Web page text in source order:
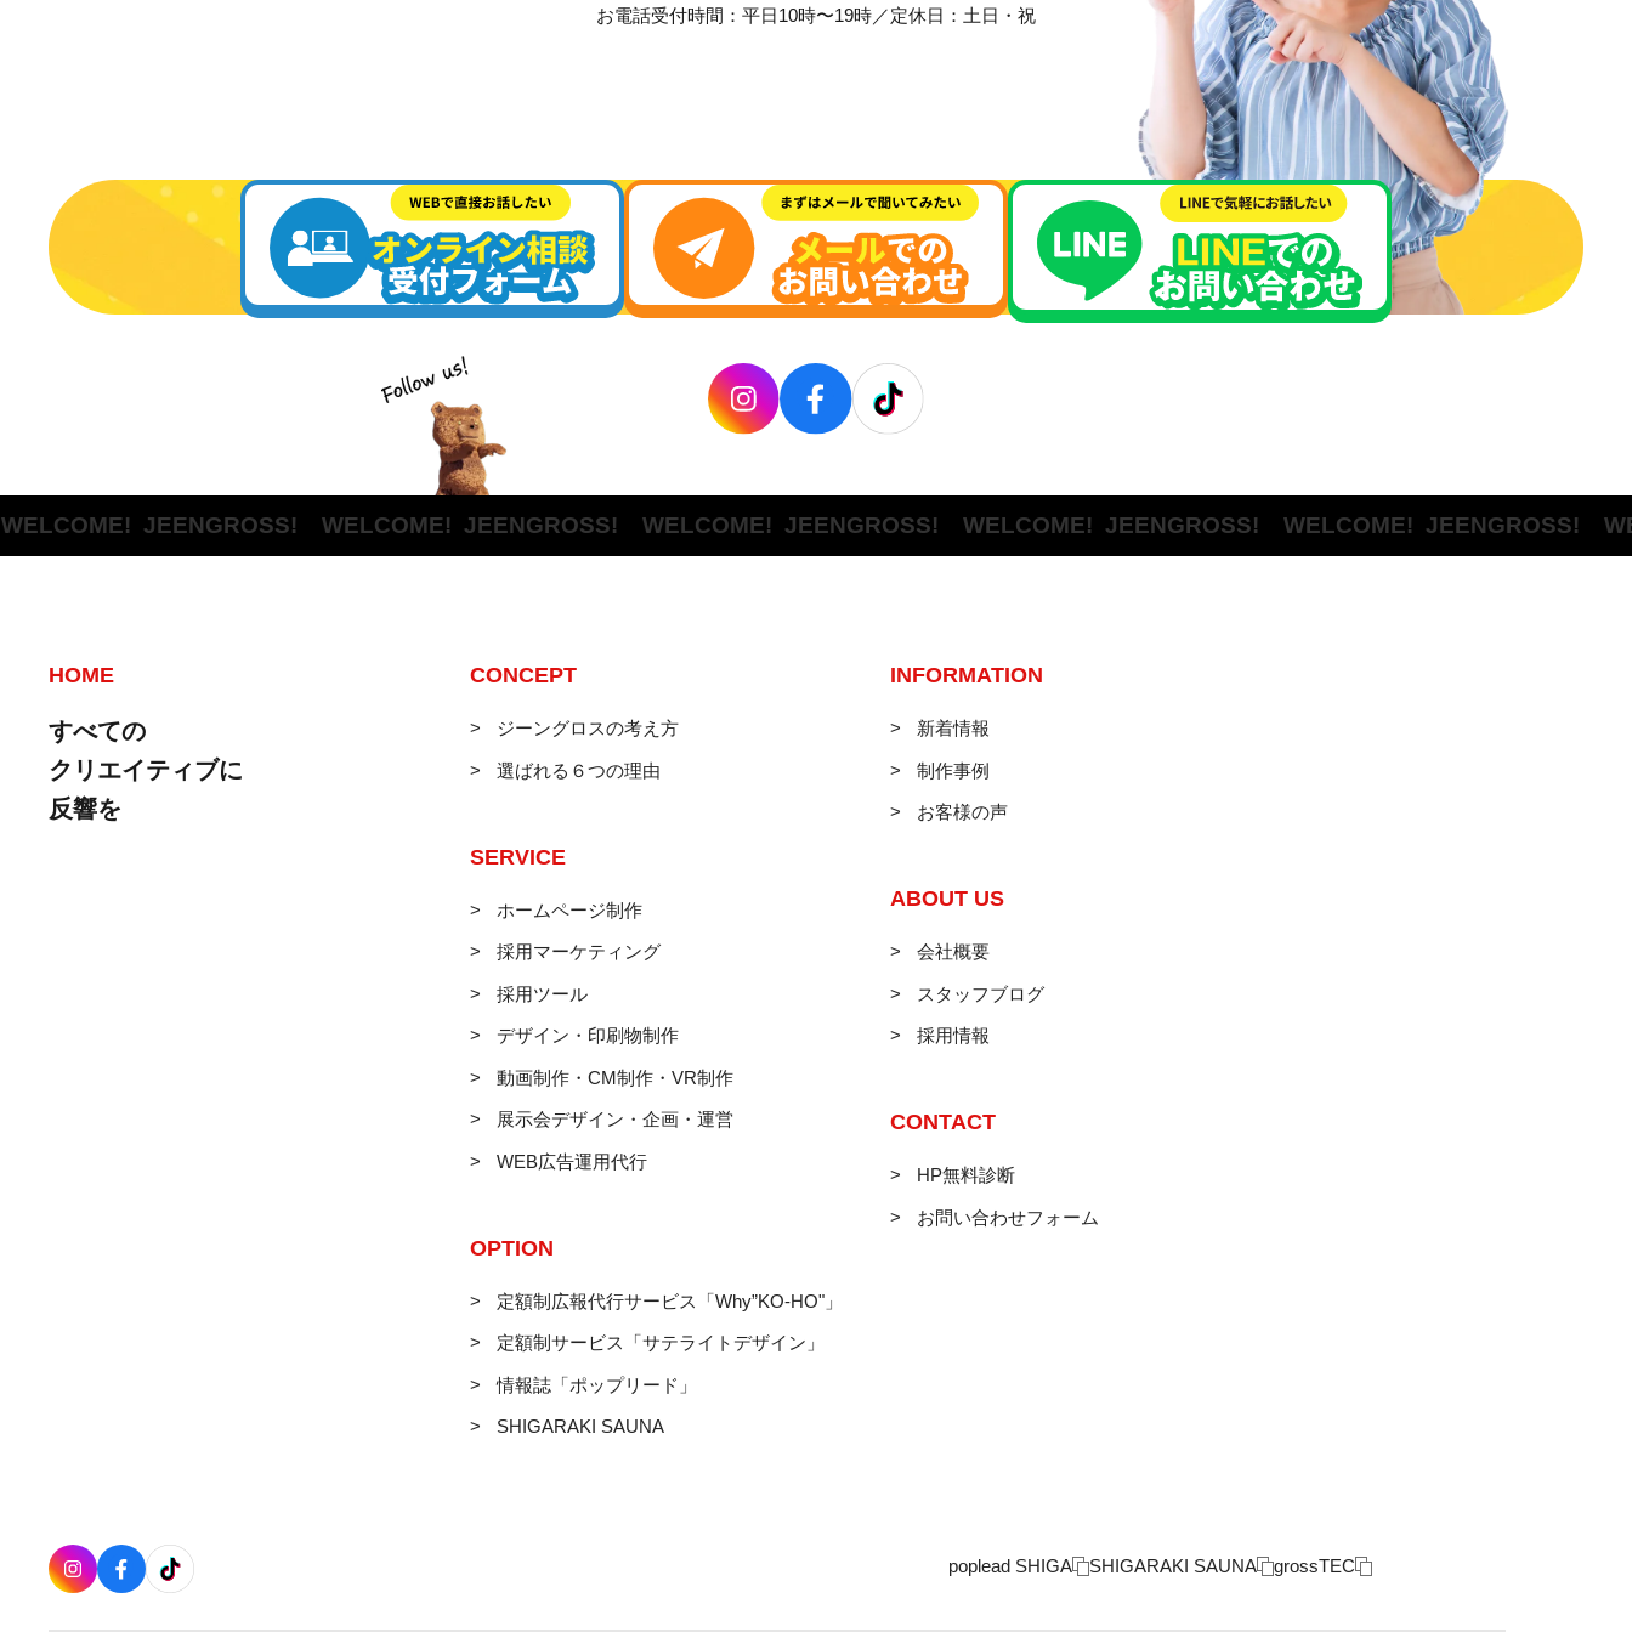
お電話受付時間：平日10時〜19時／定休日：土日・祝
JEENGROSS! WELCOME!JEENGROSS! WELCOME!JEENGROSS! WELCOME!JEENGROSS! WELCOME!JEENGROSS!
HOME
すべての
クリエイティブに
反響を
CONCEPT
ジーングロスの考え方
選ばれる６つの理由
SERVICE
ホームページ制作
採用マーケティング
採用ツール
デザイン・印刷物制作
動画制作・CM制作・VR制作
展示会デザイン・企画・運営
WEB広告運用代行
OPTION
定額制広報代行サービス「Why”KO-HO"」
定額制サービス「サテライトデザイン」
情報誌「ポップリード」
SHIGARAKI SAUNA
INFORMATION
新着情報
制作事例
お客様の声
ABOUT US
会社概要
スタッフブログ
採用情報
CONTACT
HP無料診断
お問い合わせフォーム
poplead SHIGA SHIGARAKI SAUNA grossTEC